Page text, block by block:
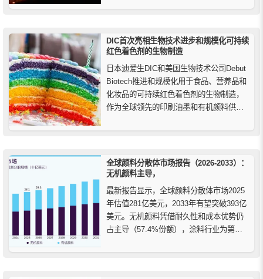
以及高压应用组件的着色，这种带有信号
员注意潜在的电击危险。
DIC首次亮相生物技术进步和规模化可持续
红色着色剂的生物制造
日本迪爱生DIC和美国生物技术公司Debut
Biotech推进和规模化用于食品、营养品和
化妆品的可持续红色着色剂的生物制造，
作为全球领先的印刷油墨和有机颜料供应
产品。DIC希望通过安全地提供色彩和舒适
供更安全、更可持续的产品。
全球颜料分散体市场报告（2026-2033）：
无机颜料主导，
最新报告显示，全球颜料分散体市场2025
年估值281亿美元，2033年有望突破393亿
美元。无机颜料凭借耐久性和成本优势仍
占主导（57.4%份额），涂料行业为第一
成核心增长极。